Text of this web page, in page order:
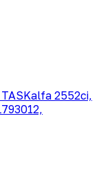
2552ci,